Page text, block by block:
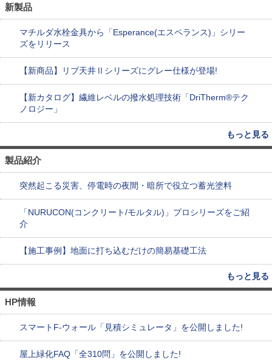
新製品
マチルダ水栓金具から「Esperance(エスペランス)」シリー
ズをリリース
【新商品】リブ天井Ⅱシリーズにグレー仕様が登場!
【新カタログ】繊維レベルの撥水処理技術「DriTherm®テク
ノロジー」
もっと見る
製品紹介
突然起こる災害、停電時の夜間・暗所で役立つ蓄光塗料
「NURUCON(コンクリート/モルタル)」プロシリーズをご紹
介
【施工事例】地面に打ち込むだけの簡易基礎工法
もっと見る
HP情報
スマートF-ウォール「見積シミュレータ」を公開しました!
屋上緑化FAQ「全310問」を公開しました!